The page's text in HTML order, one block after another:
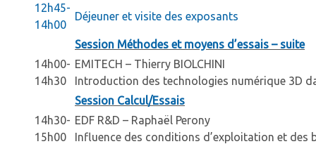
12h45-
14h00
Déjeuner et visite des exposants
Session Méthodes et moyens d’essais – suite
14h00-
14h30
EMITECH – Thierry BIOLCHINI
Introduction des technologies numérique 3D
Session Calcul/Essais
14h30-
15h00
EDF R&D – Raphaël Perony
Influence des conditions d’exploitation et des